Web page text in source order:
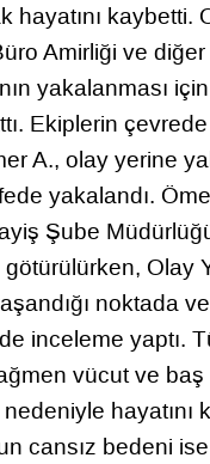
hayatını kaybetti.
Amirliği ve
yakalanması
Ekiplerin çevrede
A., olay yerine
yakalandı.
Şube
götürülürken, Olay
noktada
inceleme yaptı.
vücut ve
nedeniyle hayatını
cansız bedeni